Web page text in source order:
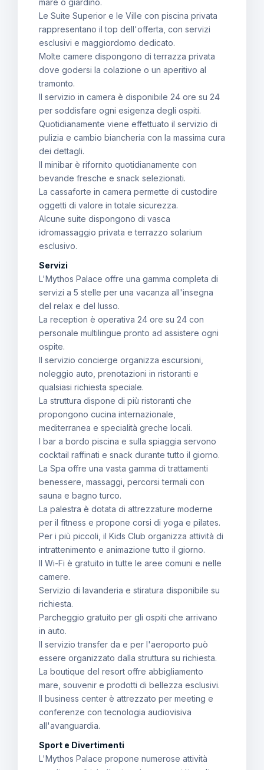
mare o giardino.
Le Suite Superior e le Ville con piscina privata
rappresentano il top dell'offerta, con servizi
esclusivi e maggiordomo dedicato.
Molte camere dispongono di terrazza privata
dove godersi la colazione o un aperitivo al
tramonto.
Il servizio in camera è disponibile 24 ore su 24
per soddisfare ogni esigenza degli ospiti.
Quotidianamente viene effettuato il servizio di
pulizia e cambio biancheria con la massima cura
dei dettagli.
Il minibar è rifornito quotidianamente con
bevande fresche e snack selezionati.
La cassaforte in camera permette di custodire
oggetti di valore in totale sicurezza.
Alcune suite dispongono di vasca
idromassaggio privata e terrazzo solarium
esclusivo.
Servizi
L'Mythos Palace offre una gamma completa di
servizi a 5 stelle per una vacanza all'insegna
del relax e del lusso.
La reception è operativa 24 ore su 24 con
personale multilingue pronto ad assistere ogni
ospite.
Il servizio concierge organizza escursioni,
noleggio auto, prenotazioni in ristoranti e
qualsiasi richiesta speciale.
La struttura dispone di più ristoranti che
propongono cucina internazionale,
mediterranea e specialità greche locali.
I bar a bordo piscina e sulla spiaggia servono
cocktail raffinati e snack durante tutto il giorno.
La Spa offre una vasta gamma di trattamenti
benessere, massaggi, percorsi termali con
sauna e bagno turco.
La palestra è dotata di attrezzature moderne
per il fitness e propone corsi di yoga e pilates.
Per i più piccoli, il Kids Club organizza attività di
intrattenimento e animazione tutto il giorno.
Il Wi-Fi è gratuito in tutte le aree comuni e nelle
camere.
Servizio di lavanderia e stiratura disponibile su
richiesta.
Parcheggio gratuito per gli ospiti che arrivano
in auto.
Il servizio transfer da e per l'aeroporto può
essere organizzato dalla struttura su richiesta.
La boutique del resort offre abbigliamento
mare, souvenir e prodotti di bellezza esclusivi.
Il business center è attrezzato per meeting e
conferenze con tecnologia audiovisiva
all'avanguardia.
Sport e Divertimenti
L'Mythos Palace propone numerose attività